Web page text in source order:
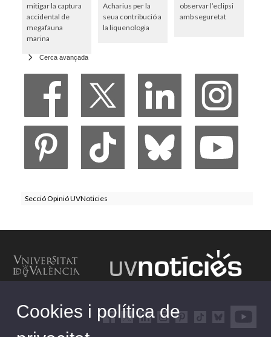
mitigar la captura
accidental de
megafauna
marina
Acharius per la
seua contribució a
la liquenologia
observar l’eclipsi
amb seguretat
Cerca avançada
Secció Opinió UVNoticies
Cookies i política de